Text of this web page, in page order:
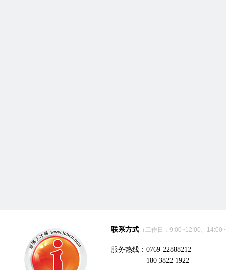
联系方式 （工作日：9:00~12:00、
服务热线：0769-22888212
180 3822 1922